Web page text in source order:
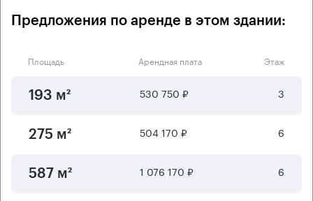
Предложения по аренде в этом здании:
Площадь Арендная плата Этаж
193 м² 530 750 ₽ 3
275 м² 504 170 ₽ 6
587 м² 1 076 170 ₽ 6